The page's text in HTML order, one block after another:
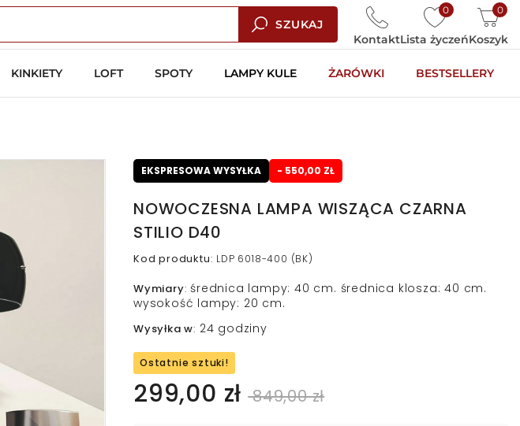
SZUKAJ
0
Lista życzeń
0
Koszyk
Kontakt
KINKIETY LOFT SPOTY LAMPY KULE ŻARÓWKI BESTSELLERY
EKSPRESOWA WYSYŁKA - 550,00 ZŁ
NOWOCZESNA LAMPA WISZĄCA CZARNA
STILIO D40
Kod produktu: LDP 6018-400 (BK)
Wymiary: średnica lampy: 40 cm. średnica klosza: 40 cm.
wysokość lampy: 20 cm.
Wysyłka w: 24 godziny
Ostatnie sztuki!
299,00 zł 849,00 zł